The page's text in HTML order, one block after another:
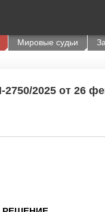
Мировые судьи
2025 от 26